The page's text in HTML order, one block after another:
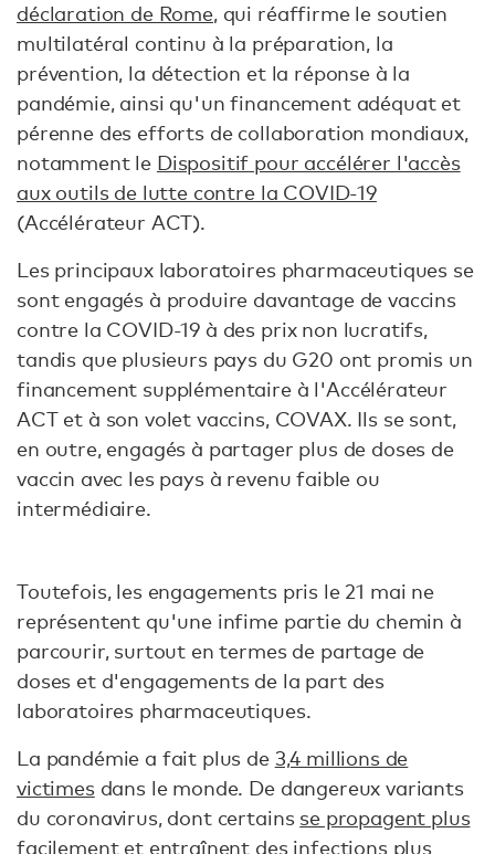
déclaration de Rome, qui réaffirme le soutien
multilatéral continu à la préparation, la
prévention, la détection et la réponse à la
pandémie, ainsi qu'un financement adéquat et
pérenne des efforts de collaboration mondiaux,
notamment le Dispositif pour accélérer l'accès
aux outils de lutte contre la COVID-19
(Accélérateur ACT).
Les principaux laboratoires pharmaceutiques se
sont engagés à produire davantage de vaccins
contre la COVID-19 à des prix non lucratifs,
tandis que plusieurs pays du G20 ont promis un
financement supplémentaire à l'Accélérateur
ACT et à son volet vaccins, COVAX. Ils se sont,
en outre, engagés à partager plus de doses de
vaccin avec les pays à revenu faible ou
intermédiaire.
Toutefois, les engagements pris le 21 mai ne
représentent qu'une infime partie du chemin à
parcourir, surtout en termes de partage de
doses et d'engagements de la part des
laboratoires pharmaceutiques.
La pandémie a fait plus de 3,4 millions de
victimesdans le monde. De dangereux variants
du coronavirus, dont certains se propagent plus
facilementet entraînent des infections plus